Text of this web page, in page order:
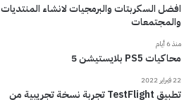
افضل السكربتات والبرمجيات لانشاء المنتديات
والمجتمعات
منذ 6 أيام
محاكيات PS5 بلايستيشن 5
22 فبراير 2022
تطبيق TestFlight تجربة نسخة تجريبية من